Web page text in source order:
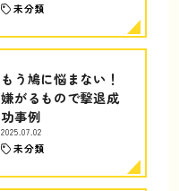
未分類
もう鳩に悩まない！
嫌がるもので撃退成
功事例
2025.07.02
未分類